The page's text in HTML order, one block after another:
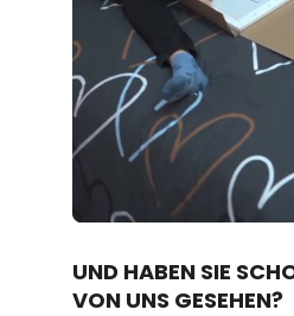
Unmute Loaded
80.67%
UND HABEN SIE
VON UNS GESEHEN?